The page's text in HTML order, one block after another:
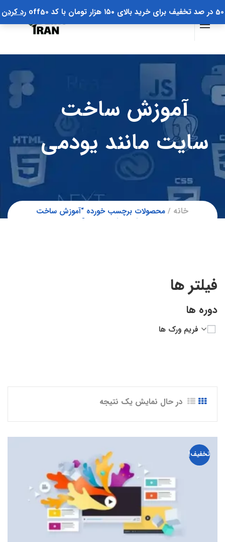
50 در صد تخفیف برای خرید بالای ۱۵۰ هزار تومان با کد off50 رد کردن
آموزش ساخت
سایت مانند یودمی
خانه
محصولات برچسب خورده “آموزش ساخت
سایت مانند یودمی”
در حال نمایش یک نتیجه
تخفیف!
فیلتر ها
دوره ها
فریم ورک ها